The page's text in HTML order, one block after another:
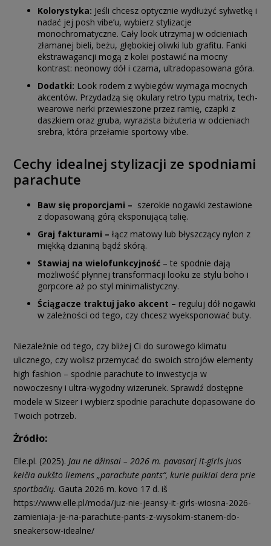
Kolorystyka: Jeśli chcesz optycznie wydłużyć sylwetkę i
nadać jej posh vibe’u, wybierz stylizacje
monochromatyczne. Cały look utrzymaj w odcieniach
złamanej bieli, beżu, głębokiej oliwki lub grafitu. Fanki
ekstrawagancji mogą z kolei postawić na mocny
kontrast: neonowy dół i czarna, ultradopasowana góra.
Dodatki: Look rodem z wybiegów wymaga mocnych
akcentów. Przydadzą się okulary retro typu matrix, tech-
wearowe nerki przewieszone przez ramię, czapki z
daszkiem oraz gruba, wyrazista biżuteria w odcieniach
srebra, która przełamie sportowy vibe.
Cechy idealnej stylizacji ze spodniami
parachute
Baw się proporcjami – szerokie nogawki zestawione
z dopasowaną górą eksponującą talię.
Graj fakturami – łącz matowy lub błyszczący nylon z
miękką dzianiną bądź skórą.
Stawiaj na wielofunkcyjność – te spodnie dają
możliwość płynnej transformacji looku ze stylu boho i
gorpcore aż po styl minimalistyczny.
Ściągacze traktuj jako akcent – reguluj dół nogawki
w zależności od tego, czy chcesz wyeksponować buty.
Niezależnie od tego, czy bliżej Ci do surowego klimatu
ulicznego, czy wolisz przemycać do swoich strojów elementy
high fashion – spodnie parachute to inwestycja w
nowoczesny i ultra-wygodny wizerunek. Sprawdź dostępne
modele w Sizeer i wybierz spodnie parachute dopasowane do
Twoich potrzeb.
Żródło:
Elle.pl. (2025). Jau ne džinsai – 2026 m. pavasarį it-girls juos
keičia aukšto liemens „parachute pants“, kurie puikiai dera prie
sportbačių. Gauta 2026 m. kovo 17 d. iš
https://www.elle.pl/moda/juz-nie-jeansy-it-girls-wiosna-2026-
zamieniaja-je-na-parachute-pants-z-wysokim-stanem-do-
sneakersow-idealne/